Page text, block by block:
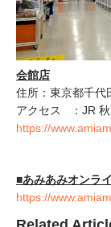
会館店
住所：東京都千代
アクセス ：JR 秋
https://
■あみあみオンラ
https://